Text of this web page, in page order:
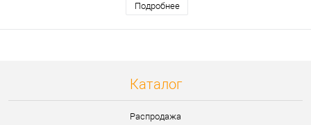
Подробнее
Каталог
Распродажа